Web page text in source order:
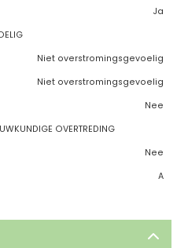
Ja
Niet overstromingsgevoelig
Niet overstromingsgevoelig
Nee
OVERTREDING
Nee
A